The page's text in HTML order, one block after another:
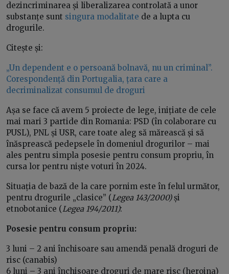
dezincriminarea și liberalizarea controlată a unor
substanțe sunt singura modalitate de a lupta cu
drogurile.
Citește și:
„Un dependent e o persoană bolnavă, nu un criminal”.
Corespondență din Portugalia, țara care a
decriminalizat consumul de droguri
Așa se face că avem 5 proiecte de lege, inițiate de cele
mai mari 3 partide din Romania: PSD (în colaborare cu
PUSL), PNL și USR, care toate aleg să mărească și să
înăsprească pedepsele în domeniul drogurilor – mai
ales pentru simpla posesie pentru consum propriu, în
cursa lor pentru niște voturi în 2024.
Situația de bază de la care pornim este în felul următor,
pentru drogurile „clasice” (Legea 143/2000)și
etnobotanice (Legea 194/2011):
Posesie pentru consum propriu:
3 luni – 2 ani închisoare sau amendă penală droguri de
risc (canabis)
6 luni – 3 ani închisoare droguri de mare risc (heroina)